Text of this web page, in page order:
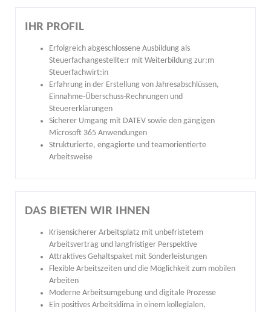
IHR PROFIL
Erfolgreich abgeschlossene Ausbildung als
Steuerfachangestellte:r mit Weiterbildung zur:m
Steuerfachwirt:in
Erfahrung in der Erstellung von Jahresabschlüssen,
Einnahme-Überschuss-Rechnungen und
Steuererklärungen
Sicherer Umgang mit DATEV sowie den gängigen
Microsoft 365 Anwendungen
Strukturierte, engagierte und teamorientierte
Arbeitsweise
DAS BIETEN WIR IHNEN
Krisensicherer Arbeitsplatz mit unbefristetem
Arbeitsvertrag und langfristiger Perspektive
Attraktives Gehaltspaket mit Sonderleistungen
Flexible Arbeitszeiten und die Möglichkeit zum mobilen
Arbeiten
Moderne Arbeitsumgebung und digitale Prozesse
Ein positives Arbeitsklima in einem kollegialen,